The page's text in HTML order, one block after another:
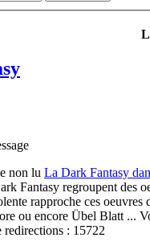
La Dark Fantasy
Fantasy regroupent des
rapproche ces
ou encore Übel Blatt ...
redirections : 15722